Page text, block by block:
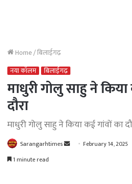
Home/बिलाईगढ़
नया कॉलम
बिलाईगढ़
माधुरी गोलु साहु ने
दौरा
माधुरी गोलु साहु ने किया कई गांवों का
Sarangarhtimes
Send February 14, 2025
1 minute read